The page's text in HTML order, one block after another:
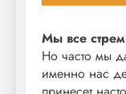
Мы все
Но часто мы
именно нас